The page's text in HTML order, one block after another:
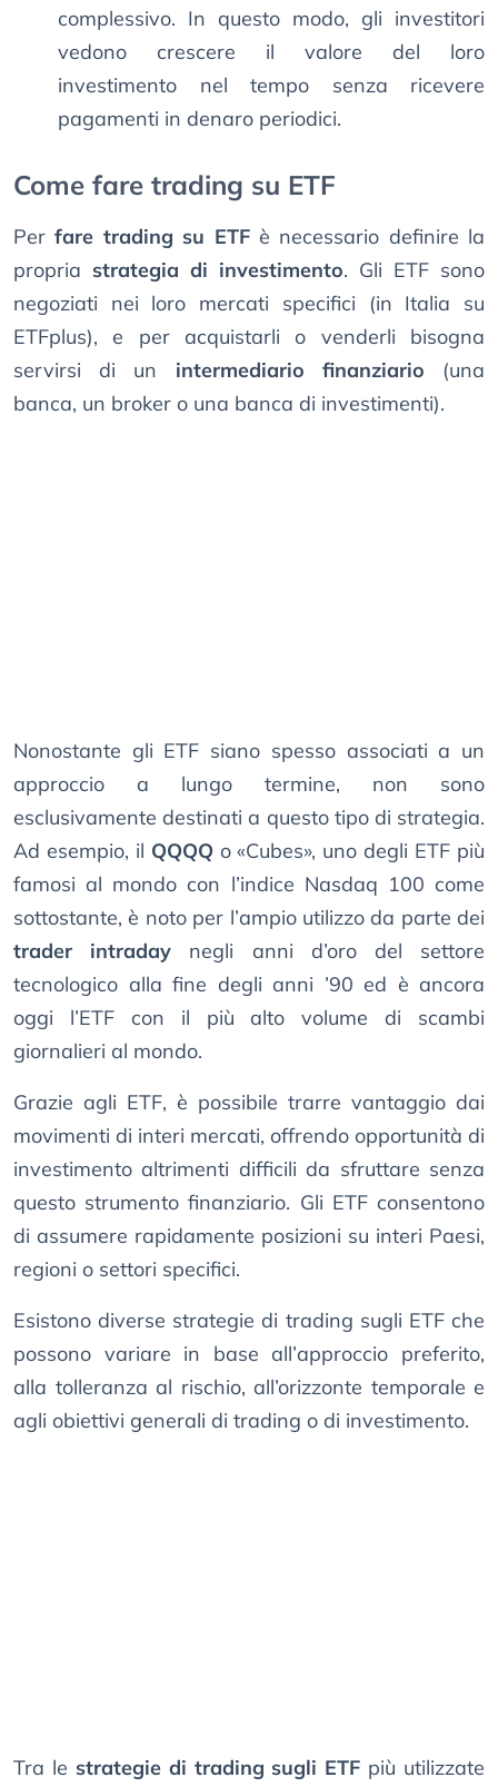
complessivo. In questo modo, gli investitori
vedono crescere il valore del loro
investimento nel tempo senza ricevere
pagamenti in denaro periodici.
Come fare trading su ETF
Perfare trading su ETFè necessario definire la
propria strategia di investimento. Gli ETF sono
negoziati nei loro mercati specifici (in Italia su
ETFplus), e per acquistarli o venderli bisogna
servirsi di un intermediario finanziario (una
banca, un broker o una banca di investimenti).
Nonostante gli ETF siano spesso associati a un
approccio a lungo termine, non sono
esclusivamente destinati a questo tipo di strategia.
Ad esempio, il QQQQ o «Cubes», uno degli ETF più
famosi al mondo con l’indice Nasdaq 100 come
sottostante, è noto per l’ampio utilizzo da parte dei
trader intraday negli anni d’oro del settore
tecnologico alla fine degli anni ’90 ed è ancora
oggi l’ETF con il più alto volume di scambi
giornalieri al mondo.
Grazie agli ETF, è possibile trarre vantaggio dai
movimenti di interi mercati, offrendo opportunità di
investimento altrimenti difficili da sfruttare senza
questo strumento finanziario. Gli ETF consentono
di assumere rapidamente posizioni su interi Paesi,
regioni o settori specifici.
Esistono diverse strategie di trading sugli ETF che
possono variare in base all’approccio preferito,
alla tolleranza al rischio, all’orizzonte temporale e
agli obiettivi generali di trading o di investimento.
Tra le strategie di trading sugli ETF più utilizzate